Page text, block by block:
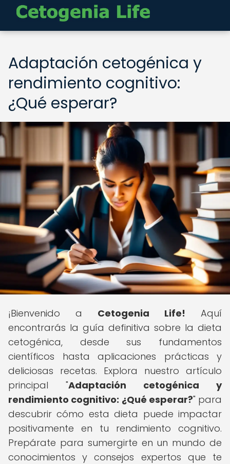
Adaptación cetogénica y
rendimiento cognitivo:
¿Qué esperar?
¡Bienvenido a Cetogenia Life! Aquí
encontrarás la guía definitiva sobre la dieta
cetogénica, desde sus fundamentos
científicos hasta aplicaciones prácticas y
deliciosas recetas. Explora nuestro artículo
principal "Adaptación cetogénica y
rendimiento cognitivo: ¿Qué esperar?" para
descubrir cómo esta dieta puede impactar
positivamente en tu rendimiento cognitivo.
Prepárate para sumergirte en un mundo de
conocimientos y consejos expertos que te